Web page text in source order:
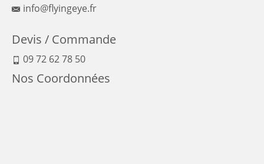
info@flyingeye.fr
Devis / Commande
09 72 62 78 50
Nos Coordonnées